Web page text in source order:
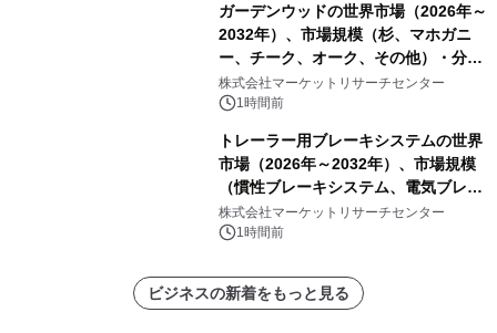
ガーデンウッドの世界市場（2026年～
2032年）、市場規模（杉、マホガニ
ー、チーク、オーク、その他）・分析
レポートを発表
株式会社マーケットリサーチセンター
1時間前
トレーラー用ブレーキシステムの世界
市場（2026年～2032年）、市場規模
（慣性ブレーキシステム、電気ブレー
キシステム、その他）・分析レポート
を発表
株式会社マーケットリサーチセンター
1時間前
ビジネスの新着をもっと見る